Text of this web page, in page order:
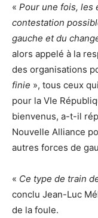
« Pour une fois, les
contestation
gauche et du
alors appelé à la
des organisations
finie », tous ceux
pour la VIe
bienvenus, a-t-il
Nouvelle Alliance
autres forces de
« Ce type de train
conclu Jean-Luc
de la foule.